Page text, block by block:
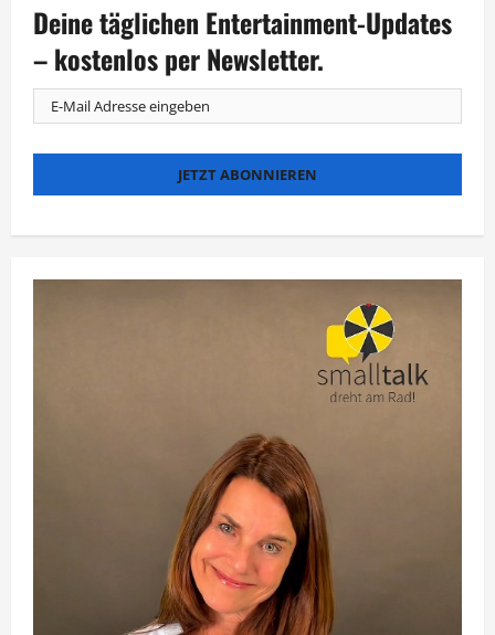
Deine täglichen Entertainment-Updates
– kostenlos per Newsletter.